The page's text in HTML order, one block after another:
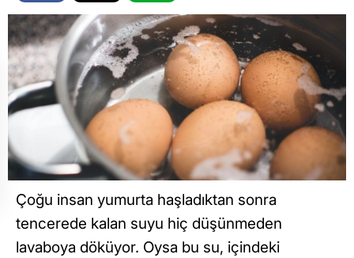
Çoğu insan yumurta haşladıktan sonra
tencerede kalan suyu hiç düşünmeden
lavaboya döküyor. Oysa bu su, içindeki